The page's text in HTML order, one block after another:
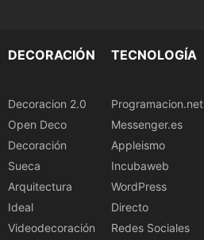
DECORACIÓN
Decoracion 2.0
Open Deco
Decoración
Sueca
Arquitectura
Ideal
Videodecoración
TECNOLOGÍA
Programacion.net
Messenger.es
Appleismo
Incubaweb
WordPress
Directo
Redes Sociales